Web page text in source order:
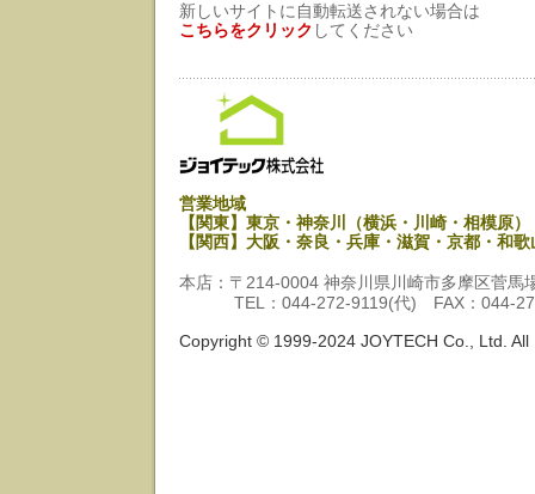
新しいサイトに自動転送されない場合は
こちらをクリック してください
営業地域
【関東】 東京 ・ 神奈川 （横浜 ・ 川崎 ・ 相模原
【関西】大阪・奈良・兵庫・滋賀・京都・和歌
本店： 〒214-0004 神奈川県川崎市多摩区菅馬
TEL：044-272-9119(代) FAX：044-
Copyright © 1999-2024 JOYTECH Co., Ltd. All